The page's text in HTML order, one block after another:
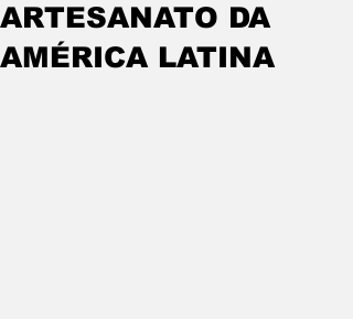
ARTESANATO DA
AMÉRICA LATINA